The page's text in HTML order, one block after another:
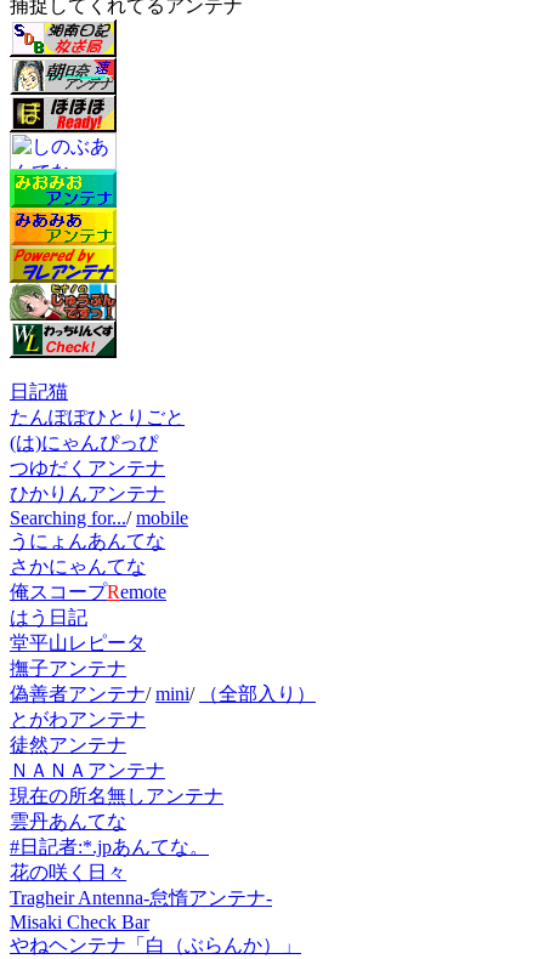
捕捉してくれてるアンテナ
日記猫
たんぽぽひとりごと
(は)にゃんぴっぴ
つゆだくアンテナ
ひかりんアンテナ
Searching for.../mobile
うにょんあんてな
さかにゃんてな
俺スコープRemote
はう日記
堂平山レピータ
撫子アンテナ
偽善者アンテナ/mini/
（全部入り）
とがわアンテナ
徒然アンテナ
ＮＡＮＡアンテナ
現在の所名無しアンテナ
雲丹あんてな
#日記者:*.jpあんてな。
花の咲く日々
Tragheir Antenna-怠惰アンテナ-
Misaki Check Bar
やねヘンテナ「白（ぶらんか）」